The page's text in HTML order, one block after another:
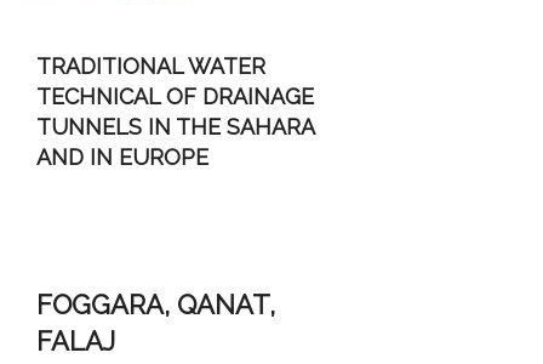
TRADITIONAL WATER
TECHNICAL OF DRAINAGE
TUNNELS IN THE SAHARA
AND IN EUROPE
FOGGARA, QANAT,
FALAJ